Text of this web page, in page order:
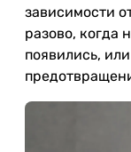
зависимости
разово, когда
появились,